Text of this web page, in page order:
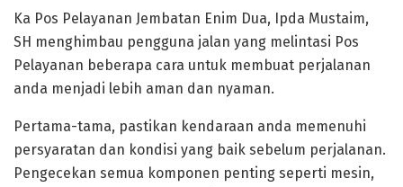
Ka Pos Pelayanan Jembatan Enim Dua, Ipda Mustaim,
SH menghimbau pengguna jalan yang melintasi Pos
Pelayanan beberapa cara untuk membuat perjalanan
anda menjadi lebih aman dan nyaman.
Pertama-tama, pastikan kendaraan anda memenuhi
persyaratan dan kondisi yang baik sebelum perjalanan.
Pengecekan semua komponen penting seperti mesin,